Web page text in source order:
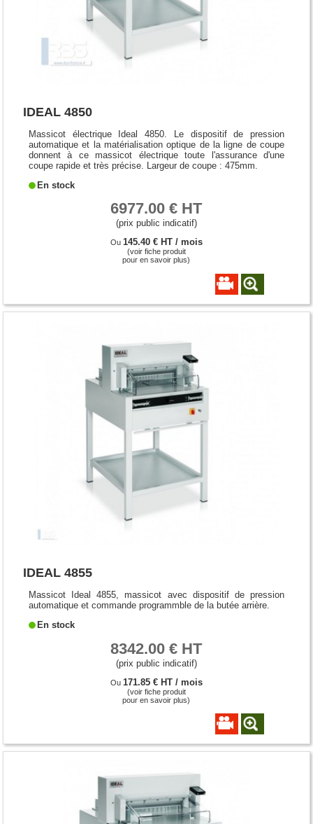
IDEAL 4850
Massicot électrique Ideal 4850. Le dispositif de pression
automatique et la matérialisation optique de la ligne de coupe
donnent à ce massicot électrique toute l'assurance d'une
coupe rapide et très précise. Largeur de coupe : 475mm.
En stock
6977.00 € HT
(prix public indicatif)
Ou 145.40 € HT / mois
(voir fiche produit
pour en savoir plus)
IDEAL 4855
Massicot Ideal 4855, massicot avec dispositif de pression
automatique et commande programmble de la butée arrière.
En stock
8342.00 € HT
(prix public indicatif)
Ou 171.85 € HT / mois
(voir fiche produit
pour en savoir plus)